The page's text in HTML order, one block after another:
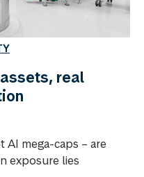
real
AI mega-caps – are
exposure lies